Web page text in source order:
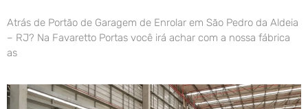
Atrás de Portão de Garagem de Enrolar em São Pedro da Aldeia
– RJ? Na Favaretto Portas você irá achar com a nossa fábrica
as